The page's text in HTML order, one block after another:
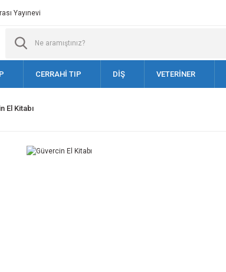
Yayınevi
CERRAHİ TIP DİŞ VETERİNER
El Kitabı